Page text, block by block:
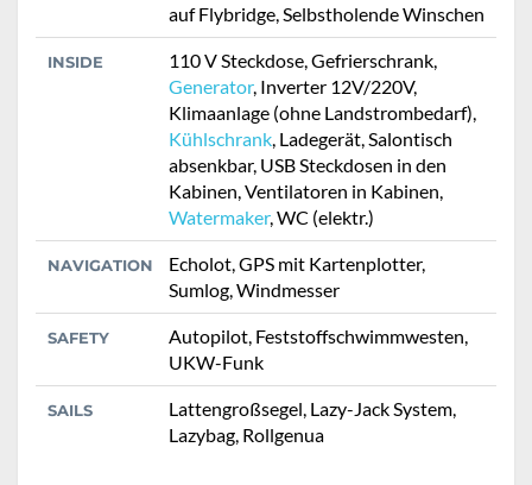
auf Flybridge, Selbstholende Winschen
INSIDE
110 V Steckdose, Gefrierschrank,
Generator, Inverter 12V/220V,
Klimaanlage (ohne Landstrombedarf),
Kühlschrank , Ladegerät, Salontisch
absenkbar, USB Steckdosen in den
Kabinen, Ventilatoren in Kabinen,
Watermaker, WC (elektr.)
NAVIGATION
Echolot, GPS mit Kartenplotter,
Sumlog, Windmesser
SAFETY
Autopilot, Feststoffschwimmwesten,
UKW-Funk
SAILS
Lattengroßsegel, Lazy-Jack System,
Lazybag, Rollgenua